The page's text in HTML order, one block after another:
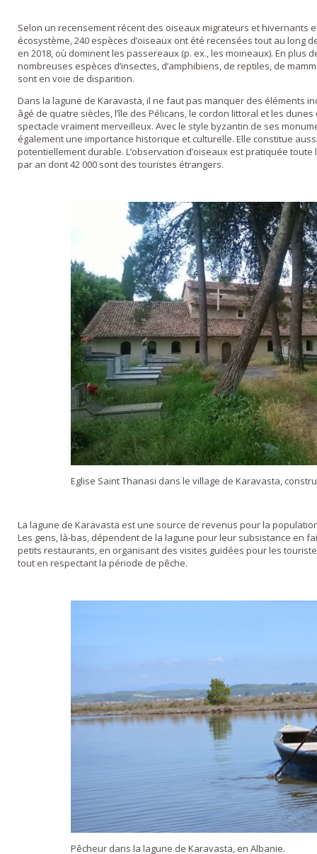
Selon un recensement récent des oiseaux migrateurs et hivernants
écosystème, 240 espèces d’oiseaux ont été recensées tout au long
en 2018, où dominent les passereaux (p. ex., les moineaux). En plus
nombreuses espèces d’insectes, d’amphibiens, de reptiles, de
sont en voie de disparition.
Dans la lagune de Karavasta, il ne faut pas manquer des éléments
âgé de quatre siècles, l’île des Pélicans, le cordon littoral et les
spectacle vraiment merveilleux. Avec le style byzantin de ses
également une importance historique et culturelle. Elle constitue
potentiellement durable. L’observation d’oiseaux est pratiquée toute
par an dont 42 000 sont des touristes étrangers.
Eglise Saint Thanasi dans le village de Karavasta,
La lagune de Karavasta est une source de revenus pour la
Les gens, là-bas, dépendent de la lagune pour leur subsistance en
petits restaurants, en organisant des visites guidées pour les
tout en respectant la période de pêche.
Pêcheur dans la lagune de Karavasta, en Albanie.